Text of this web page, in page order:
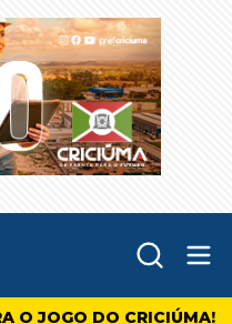
O JOGO DO CRICIÚMA!